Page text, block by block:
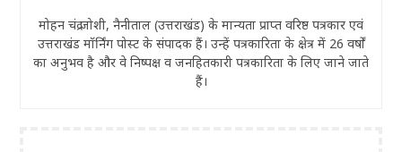
मोहन चंद्र जोशी, नैनीताल (उत्तराखंड) के मान्यता प्राप्त वरिष्ठ पत्रकार एवं
उत्तराखंड मॉर्निंग पोस्ट के संपादक हैं। उन्हें पत्रकारिता के क्षेत्र में 26 वर्षों
का अनुभव है और वे निष्पक्ष व जनहितकारी पत्रकारिता के लिए जाने जाते
हैं।